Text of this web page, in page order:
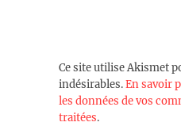
Ce site utilise Akismet
indésirables.En savoir
les données de vos
traitées.